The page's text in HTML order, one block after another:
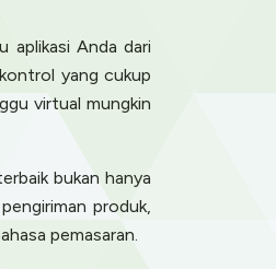
aplikasi Anda dari
yang cukup
virtual mungkin
bukan hanya
produk,
pemasaran.